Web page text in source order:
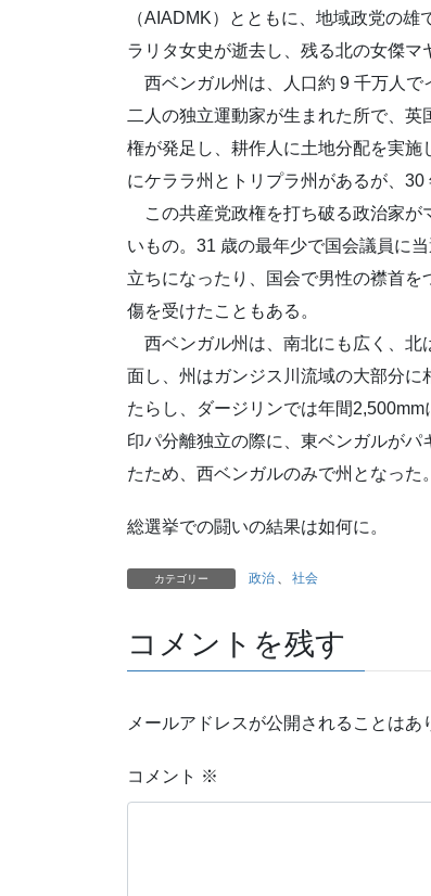
（AIADMK）とともに、地域政党の
ラリタ女史が逝去し、残る北の女傑マ
西ベンガル州は、人口約 9 千万人で
二人の独立運動家が生まれた所で、
権が発足し、耕作人に土地分配を実
にケララ州とトリプラ州があるが、30
この共産党政権を打ち破る政治家が
いもの。31 歳の最年少で国会議員に
立ちになったり、国会で男性の襟首
傷を受けたこともある。
西ベンガル州は、南北にも広く、北
面し、州はガンジス川流域の大部分
たらし、ダージリンでは年間
印パ分離独立の際に、東ベンガルが
たため、西ベンガルのみで州となった。
総選挙での闘いの結果は如何に。
カテゴリー 政治 社会
コメントを残す
メールアドレスが公開されることはあ
コメント ※